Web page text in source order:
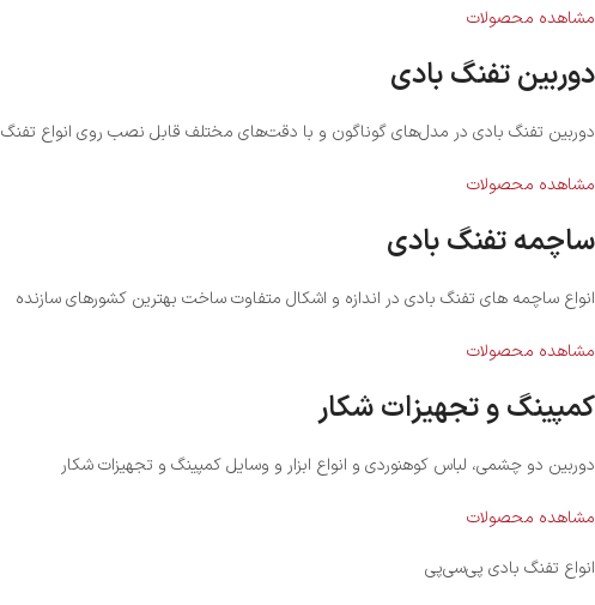
مشاهده محصولات
دوربین تفنگ بادی
دوربین تفنگ بادی در مدل‌های گوناگون و با دقت‌های مختلف قابل نصب روی انواع تفنگ
مشاهده محصولات
ساچمه تفنگ بادی
انواع ساچمه های تفنگ بادی در اندازه و اشکال متفاوت ساخت بهترین کشورهای سازنده
مشاهده محصولات
کمپینگ و تجهیزات شکار
دوربین دو چشمی، لباس کوهنوردی و انواع ابزار و وسایل کمپینگ و تجهیزات شکار
مشاهده محصولات
انواع تفنگ بادی پی‌سی‌پی